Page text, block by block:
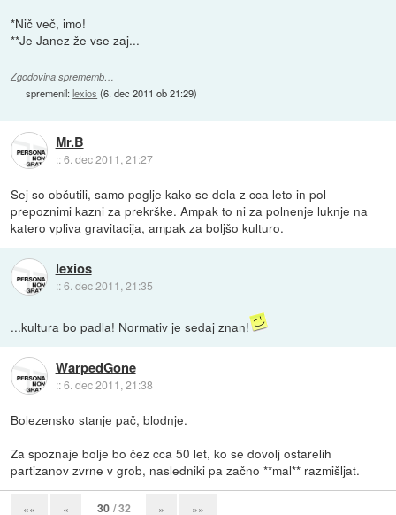
*Nič več, imo!
**Je Janez že vse zaj...
Zgodovina sprememb…
spremenil:lexios (6. dec 2011 ob 21:29)
Mr.B
::6. dec 2011, 21:27
Sej so občutili, samo poglje kako se dela z cca leto in pol
prepoznimi kazni za prekrške. Ampak to ni za polnenje luknje na
katero vpliva gravitacija, ampak za boljšo kulturo.
lexios
::6. dec 2011, 21:35
...kultura bo padla! Normativ je sedaj znan!
WarpedGone
::6. dec 2011, 21:38
Bolezensko stanje pač, blodnje.
Za spoznaje bolje bo čez cca 50 let, ko se dovolj ostarelih
partizanov zvrne v grob, nasledniki pa začno **mal** razmišljat.
«« « 30 / 32 » »»